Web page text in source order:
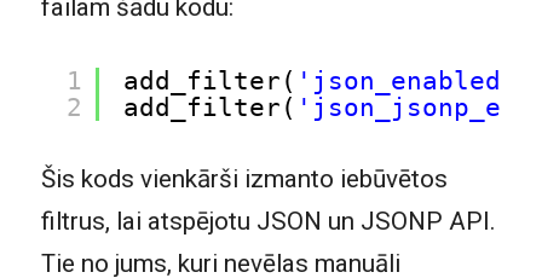
failam šādu kodu:
1
2
add_filter( 'json_enabled'
add_filter(
Šis kods vienkārši izmanto iebūvētos
filtrus, lai atspējotu JSON un JSONP API.
Tie no jums, kuri nevēlas manuāli